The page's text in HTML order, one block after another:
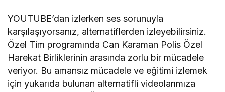
YOUTUBE’dan izlerken ses sorunuyla
karşılaşıyorsanız, alternatiflerden izleyebilirsiniz.
Özel Tim programında Can Karaman Polis Özel
Harekat Birliklerinin arasında zorlu bir mücadele
veriyor. Bu amansız mücadele ve eğitimi izlemek
için yukarıda bulunan alternatifli videolarımıza